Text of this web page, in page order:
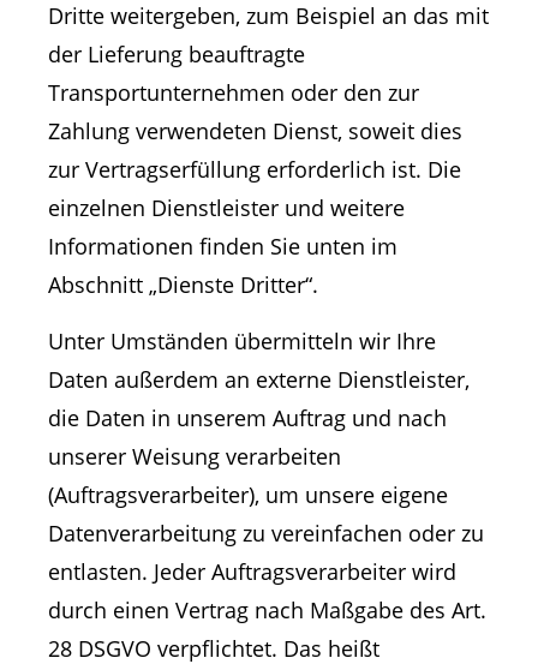
Dritte weitergeben, zum Beispiel an das mit
der Lieferung beauftragte
Transportunternehmen oder den zur
Zahlung verwendeten Dienst, soweit dies
zur Vertragserfüllung erforderlich ist. Die
einzelnen Dienstleister und weitere
Informationen finden Sie unten im
Abschnitt „Dienste Dritter“.
Unter Umständen übermitteln wir Ihre
Daten außerdem an externe Dienstleister,
die Daten in unserem Auftrag und nach
unserer Weisung verarbeiten
(Auftragsverarbeiter), um unsere eigene
Datenverarbeitung zu vereinfachen oder zu
entlasten. Jeder Auftragsverarbeiter wird
durch einen Vertrag nach Maßgabe des Art.
28 DSGVO verpflichtet. Das heißt